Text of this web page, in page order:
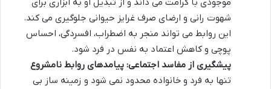
موجودی با کرامت می داند و از تبدیل او به ابزاری برای
شهوت رانی و ارضای صرف غرایز حیوانی جلوگیری می کند.
این روابط می تواند منجر به اضطراب، افسردگی، احساس
پوچی و کاهش اعتماد به نفس در فرد شود.
پیشگیری از مفاسد اجتماعی: پیامدهای روابط نامشروع
تنها به فرد و خانواده محدود نمی شود و زمینه ساز بی